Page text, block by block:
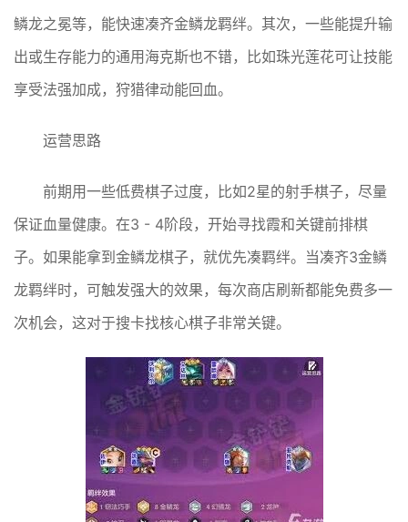
鳞龙之冕等，能快速凑齐金鳞龙羁绊。其次，一些能提升输
出或生存能力的通用海克斯也不错，比如珠光莲花可让技能
享受法强加成，狩猎律动能回血。
运营思路
前期用一些低费棋子过度，比如2星的射手棋子，尽量
保证血量健康。在3 - 4阶段，开始寻找霞和关键前排棋
子。如果能拿到金鳞龙棋子，就优先凑羁绊。当凑齐3金鳞
龙羁绊时，可触发强大的效果，每次商店刷新都能免费多一
次机会，这对于搜卡找核心棋子非常关键。